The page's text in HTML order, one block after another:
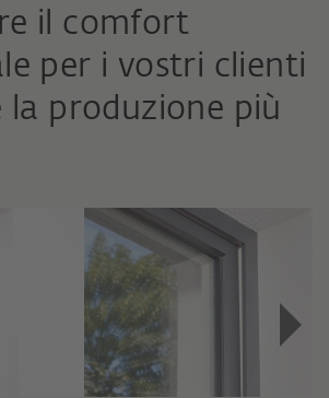
il comfort
per i vostri clienti
la produzione più